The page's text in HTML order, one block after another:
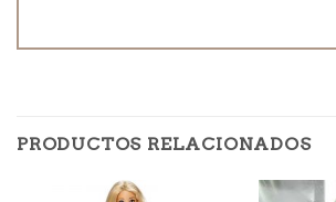
PRODUCTOS RELACIONADOS